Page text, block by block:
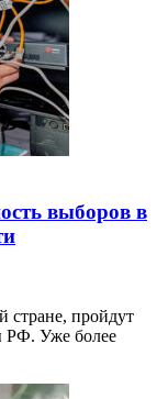
выборов в
стране, пройдут
РФ. Уже более